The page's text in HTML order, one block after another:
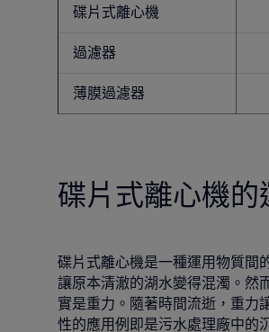
碟片式離心機
過濾器
薄膜過濾器
碟片式離心機的
碟片式離心機是一種運用物質間
讓原本清澈的湖水變得混濁。然
實是重力。隨著時間流逝，重力
性的應用例即是污水處理廠中的